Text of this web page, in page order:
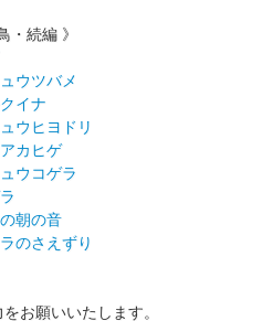
・続編 》
ウツバメ
イナ
ウヒヨドリ
カヒゲ
ウコゲラ
朝の音
のさえずり
お願いいたします。